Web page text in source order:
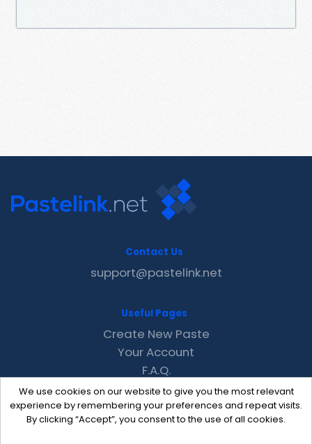
We use cookies on our website to give you the most relevant
experience by remembering your preferences and repeat visits.
By clicking “Accept”, you consent to the use of all cookies.
Contact Us
support@pastelink.net
Useful Pages
Create New Paste
Your Account
F.A.Q.
Recent
Contact